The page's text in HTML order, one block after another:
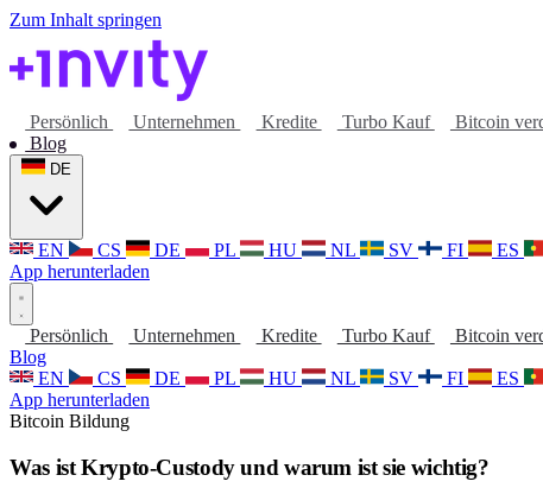
Zum Inhalt springen
Persönlich Unternehmen Kredite Turbo Kauf Bitcoin
Blog
EN CS DE PL HU NL SV FI ES
App herunterladen
Persönlich Unternehmen Kredite Turbo Kauf Bitcoin
Blog
EN
CS DE PL HU NL SV FI ES
App herunterladen
Bitcoin Bildung
Was ist Krypto-Custody und warum ist sie wichtig?